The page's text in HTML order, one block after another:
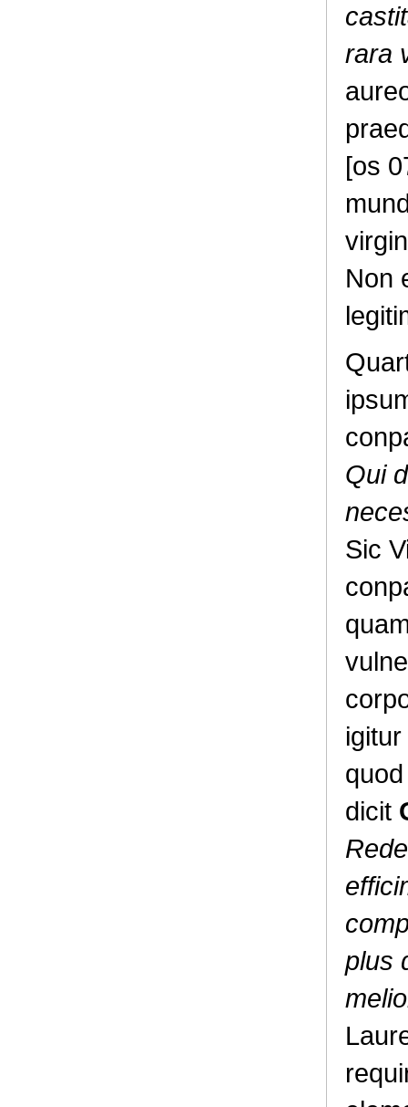
rara
[os
Non
Qui
Sic
dicit
plus